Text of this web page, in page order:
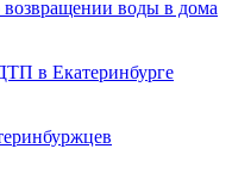
возвращении воды в дома
в Екатеринбурге